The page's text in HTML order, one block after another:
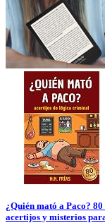
¿Quién mató a Paco?
acertijos y misterios